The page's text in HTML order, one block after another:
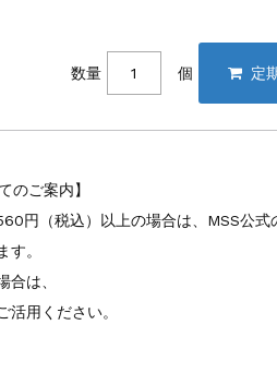
数量 個
のご案内】
円（税込）以上の場合は、MSS公式
す。
合は、
活用ください。